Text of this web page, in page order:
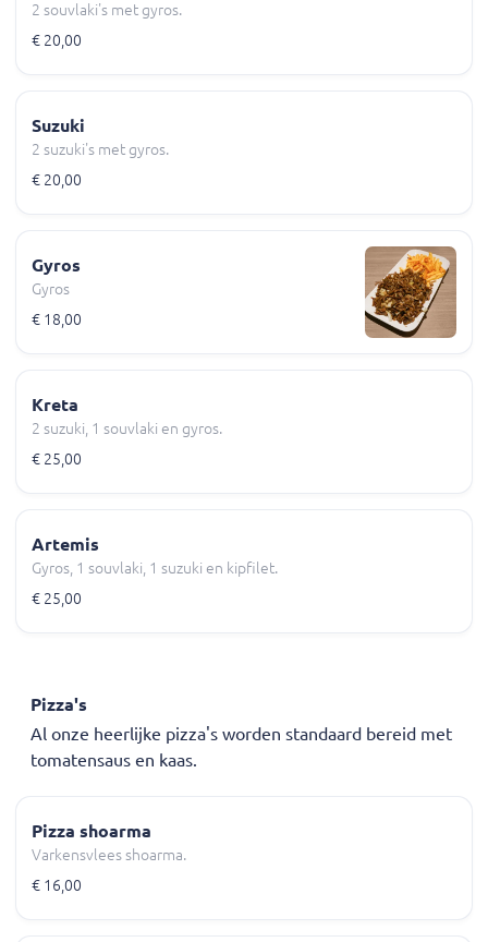
2 souvlaki's met gyros.
€ 20,00
Suzuki
2 suzuki's met gyros.
€ 20,00
Gyros
Gyros
€ 18,00
Kreta
2 suzuki, 1 souvlaki en gyros.
€ 25,00
Artemis
Gyros, 1 souvlaki, 1 suzuki en kipfilet.
€ 25,00
Pizza's
Al onze heerlijke pizza's worden standaard bereid met
tomatensaus en kaas.
Pizza shoarma
Varkensvlees shoarma.
€ 16,00